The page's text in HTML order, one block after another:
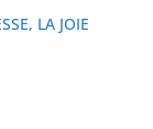
LA JOIE